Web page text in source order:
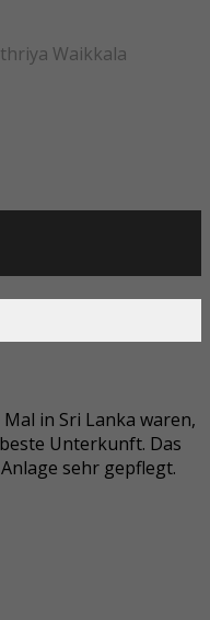
Waikkala
in Sri Lanka waren,
Unterkunft. Das
sehr gepflegt.